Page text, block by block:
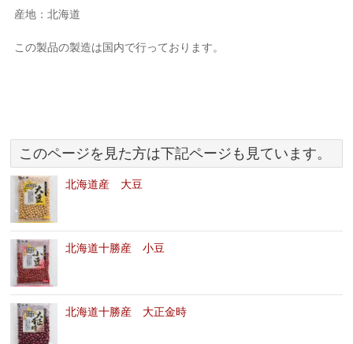
産地：北海道
この製品の製造は国内で行っております。
このページを見た方は下記ページも見ています。
北海道産 大豆
北海道十勝産 小豆
北海道十勝産 大正金時